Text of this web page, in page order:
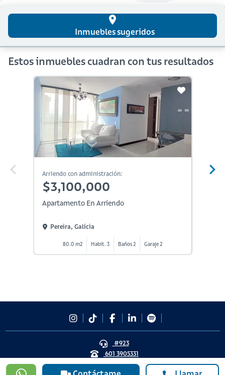
place
Inmuebles sugeridos
Estos inmuebles cuadran con tus resultados
Arriendo con administración:
$3,100,000
Apartamento En Arriendo
Pereira, Galicia
80.0 m2 Habit. 3 Baños 2 Garaje 2
#923
601 3905331
lineadesoporte923@serviciosbolivar.com